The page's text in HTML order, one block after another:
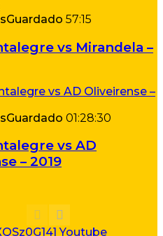
Guardado 57:15
vs Mirandela –
Guardado 01:28:30
vs AD
– 2019